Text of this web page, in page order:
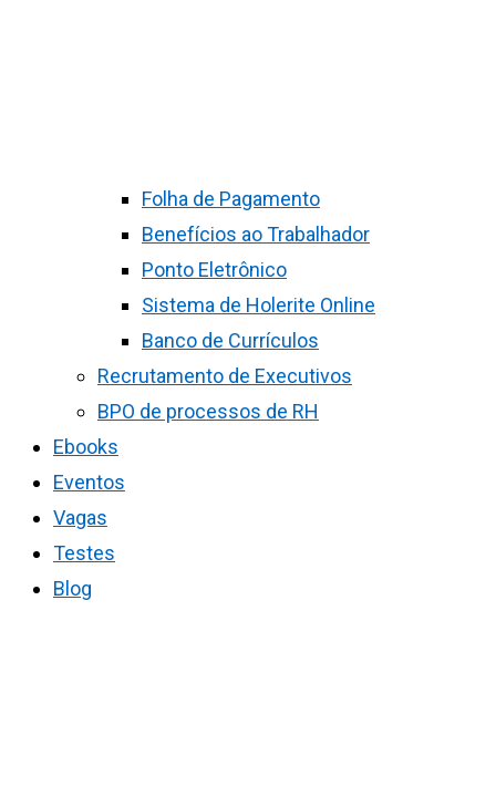
Folha de Pagamento
Benefícios ao Trabalhador
Ponto Eletrônico
Sistema de Holerite Online
Banco de Currículos
Recrutamento de Executivos
BPO de processos de RH
Ebooks
Eventos
Vagas
Testes
Blog